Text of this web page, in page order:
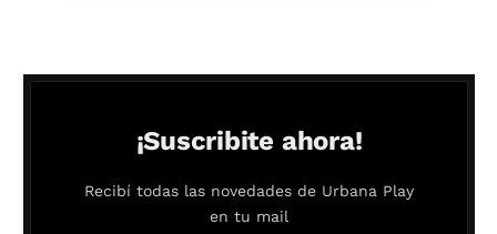
¡Suscribite ahora!
Recibí todas las novedades de Urbana Play
en tu mail